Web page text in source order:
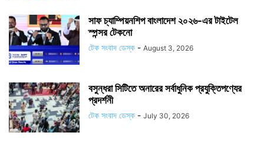
সাফ চ্যাম্পিয়নশিপ বাংলাদেশ ২০২৬-এর টাইটেল
স্পন্সর টেকনো
টেক সংবাদ ডেস্ক - August 3, 2026
বসুন্ধরা সিটিতে অনারের সর্বাধুনিক প্রযুক্তিপণ্যের
প্রদর্শনী
টেক সংবাদ ডেস্ক - July 30, 2026